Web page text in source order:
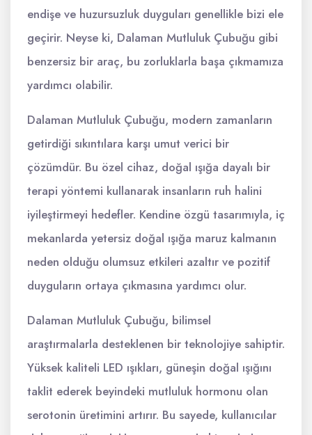
endişe ve huzursuzluk duyguları genellikle bizi ele
geçirir. Neyse ki, Dalaman Mutluluk Çubuğu gibi
benzersiz bir araç, bu zorluklarla başa çıkmamıza
yardımcı olabilir.
Dalaman Mutluluk Çubuğu, modern zamanların
getirdiği sıkıntılara karşı umut verici bir
çözümdür. Bu özel cihaz, doğal ışığa dayalı bir
terapi yöntemi kullanarak insanların ruh halini
iyileştirmeyi hedefler. Kendine özgü tasarımıyla, iç
mekanlarda yetersiz doğal ışığa maruz kalmanın
neden olduğu olumsuz etkileri azaltır ve pozitif
duyguların ortaya çıkmasına yardımcı olur.
Dalaman Mutluluk Çubuğu, bilimsel
araştırmalarla desteklenen bir teknolojiye sahiptir.
Yüksek kaliteli LED ışıkları, güneşin doğal ışığını
taklit ederek beyindeki mutluluk hormonu olan
serotonin üretimini artırır. Bu sayede, kullanıcılar